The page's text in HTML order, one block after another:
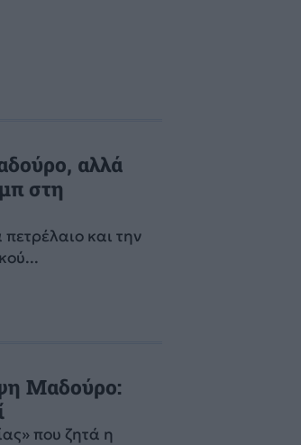
αλλά
στη
και την
Μαδούρο:
που ζητά η